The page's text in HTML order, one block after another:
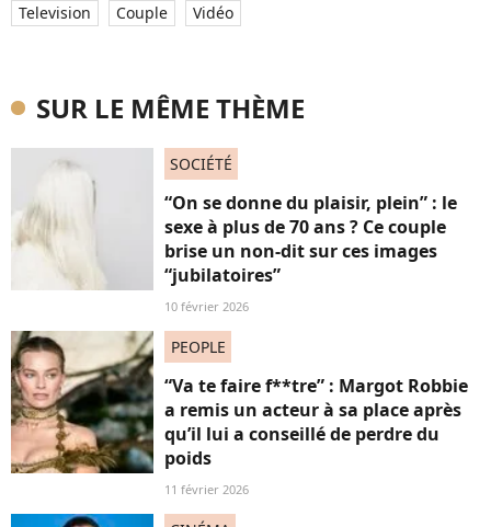
Television Couple Vidéo
SUR LE MÊME THÈME
SOCIÉTÉ
“On se donne du plaisir, plein” : le
sexe à plus de 70 ans ? Ce couple
brise un non-dit sur ces images
“jubilatoires”
10 février 2026
PEOPLE
“Va te faire f**tre” : Margot Robbie
a remis un acteur à sa place après
qu’il lui a conseillé de perdre du
poids
11 février 2026